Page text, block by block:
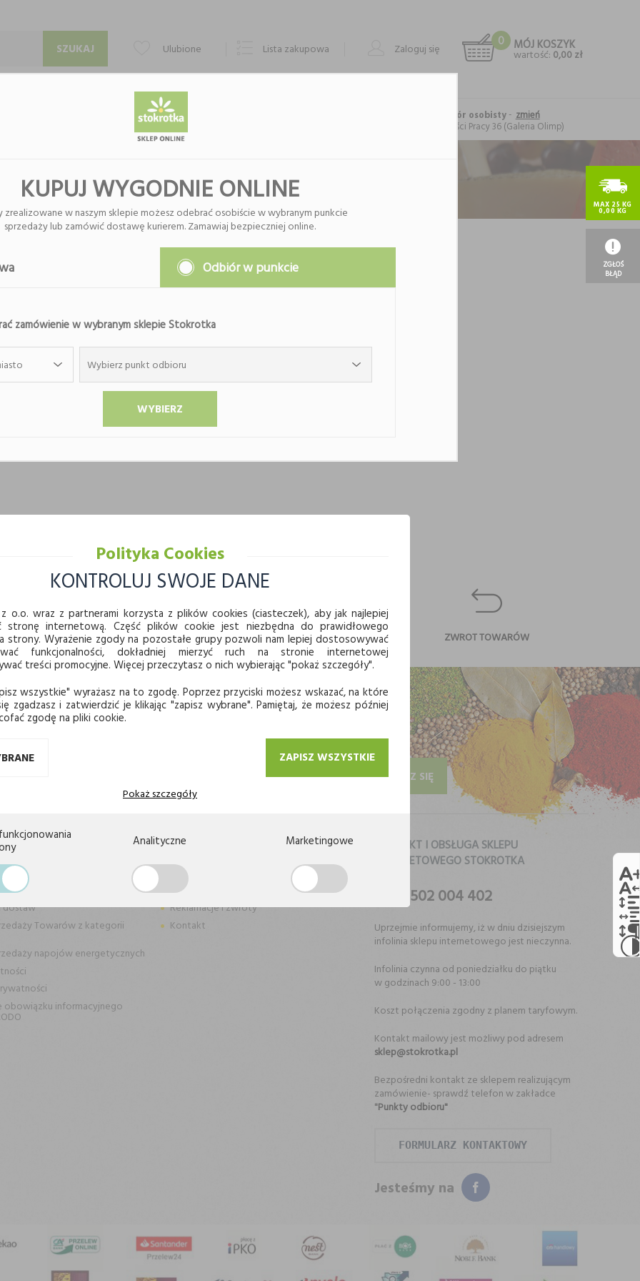
Ulubione Lista zakupowa Zaloguj się
0 MÓJ KOSZYK
wartość: 0,00 zł
KONTAKT Forma realizacji: odbiór osobisty- zmień
, al. Spółdzielczości Pracy 36 (Galeria Olimp)
Nie znaleziono produktów w tej kategorii.
Proszę wybrać inną kategorię.
JAKOŚĆ BEZPIECZEŃSTWO PŁATNOŚCI ZWROT TOWARÓW
do
ZAPISZ SIĘ
sklepu
dostaw
Towarów z kategorii
napojów energetycznych
obowiązku informacyjnego
STOKROTKA
Tworzenie list zakupowych
Odstąpienie od umowy
Reklamacje i zwroty
Kontakt
KONTAKT I OBSŁUGA SKLEPU
INTERNETOWEGO STOKROTKA
502 004 402
Uprzejmie informujemy, iż w dniu dzisiejszym
infolinia sklepu internetowego jest nieczynna.
Infolinia czynna od poniedziałku do piątku
w godzinach 9:00 - 13:00
Koszt połączenia zgodny z planem taryfowym.
Kontakt mailowy jest możliwy pod adresem
sklep@stokrotka.pl
Bezpośredni kontakt ze sklepem realizującym
zamówienie- sprawdź telefon w zakładce
"Punkty odbioru"
FORMULARZ KONTAKTOWY
Jesteśmy na
MAX 25 KG
0,00 KG
ZGŁOŚ
BŁĄD
Polityka Cookies
KONTROLUJ SWOJE DANE
o.o. wraz z partnerami korzysta z plików cookies (ciasteczek), aby jak najlepiej
stronę internetową. Część plików cookie jest niezbędna do prawidłowego
strony. Wyrażenie zgody na pozostałe grupy pozwoli nam lepiej dostosowywać
funkcjonalności, dokładniej mierzyć ruch na stronie internetowej
treści promocyjne. Więcej przeczytasz o nich wybierając "pokaż szczegóły".
wszystkie" wyrażasz na to zgodę. Poprzez przyciski możesz wskazać, na które
zgadzasz i zatwierdzić je klikając "zapisz wybrane". Pamiętaj, że możesz później
zgodę na pliki cookie.
ZAPISZ WSZYSTKIE
Pokaż szczegóły
Analityczne Marketingowe
KUPUJ WYGODNIE ONLINE
zrealizowane w naszym sklepie możesz odebrać osobiście w wybranym punkcie
sprzedaży lub zamówić dostawę kurierem. Zamawiaj bezpieczniej online.
Odbiór w punkcie
zamówienie w wybranym sklepie Stokrotka
Wybierz punkt odbioru